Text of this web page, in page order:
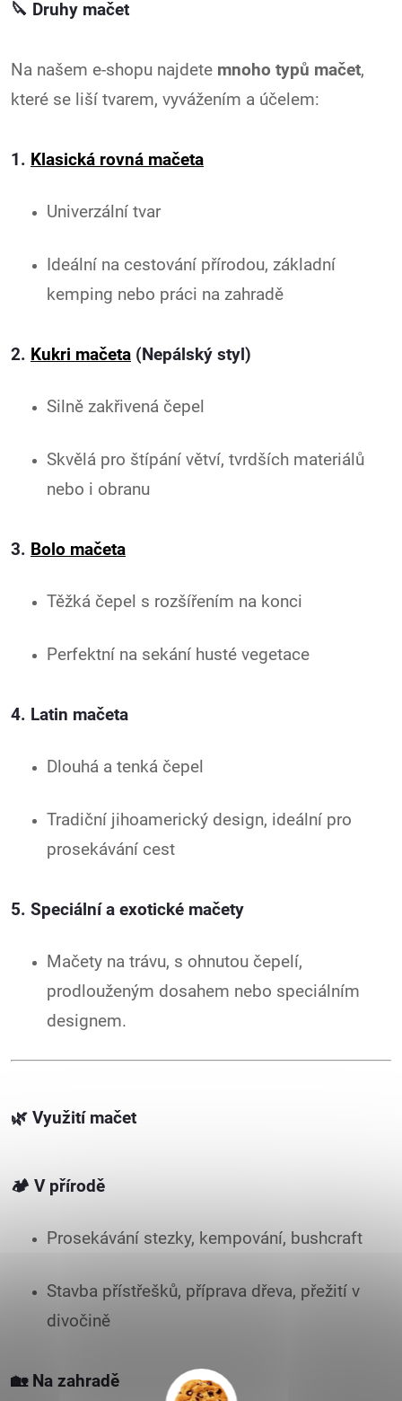
🔪 Druhy mačet
Na našem e-shopu najdete mnoho typů mačet,
které se liší tvarem, vyvážením a účelem:
1. Klasická rovná mačeta
Univerzální tvar
Ideální na cestování přírodou, základní
kemping nebo práci na zahradě
2. Kukri mačeta (Nepálský styl)
Silně zakřivená čepel
Skvělá pro štípání větví, tvrdších materiálů
nebo i obranu
3. Bolo mačeta
Těžká čepel s rozšířením na konci
Perfektní na sekání husté vegetace
4. Latin mačeta
Dlouhá a tenká čepel
Tradiční jihoamerický design, ideální pro
prosekávání cest
5. Speciální a exotické mačety
Mačety na trávu, s ohnutou čepelí,
prodlouženým dosahem nebo speciálním
designem.
🌿 Využití mačet
🏕️ V přírodě
Prosekávání stezky, kempování, bushcraft
Stavba přístřešků, příprava dřeva, přežití v
divočině
🏡 Na zahradě